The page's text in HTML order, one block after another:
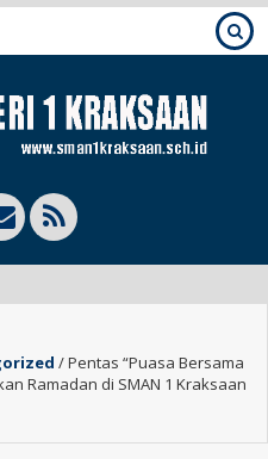
/Pentas “Puasa Bersama
Ramadan di SMAN 1 Kraksaan